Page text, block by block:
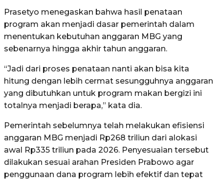
Prasetyo menegaskan bahwa hasil penataan
program akan menjadi dasar pemerintah dalam
menentukan kebutuhan anggaran MBG yang
sebenarnya hingga akhir tahun anggaran.
“Jadi dari proses penataan nanti akan bisa kita
hitung dengan lebih cermat sesungguhnya anggaran
yang dibutuhkan untuk program makan bergizi ini
totalnya menjadi berapa,” kata dia.
Pemerintah sebelumnya telah melakukan efisiensi
anggaran MBG menjadi Rp268 triliun dari alokasi
awal Rp335 triliun pada 2026. Penyesuaian tersebut
dilakukan sesuai arahan Presiden Prabowo agar
penggunaan dana program lebih efektif dan tepat